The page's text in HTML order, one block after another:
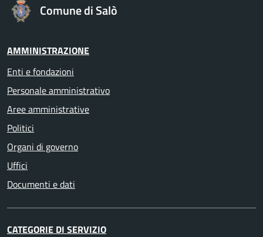
Comune di Salò
AMMINISTRAZIONE
Enti e fondazioni
Personale amministrativo
Aree amministrative
Politici
Organi di governo
Uffici
Documenti e dati
CATEGORIE DI SERVIZIO